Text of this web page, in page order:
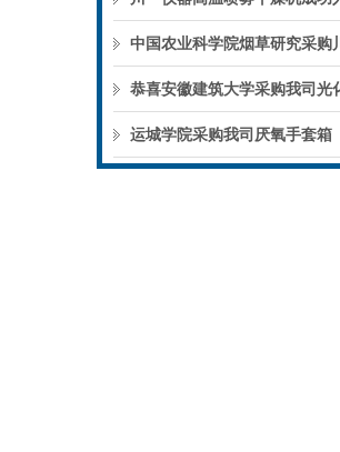
运城学院采购我司厌氧手套箱